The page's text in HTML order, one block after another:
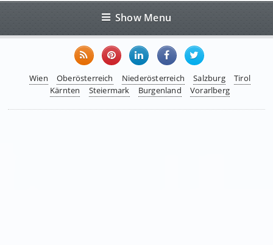
Show Menu
Wien Oberösterreich Niederösterreich Salzburg
Tirol
Kärnten
Steiermark Burgenland Vorarlberg